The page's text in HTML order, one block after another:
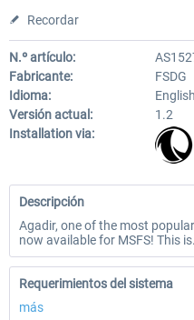
Recordar
N.º artículo:
Fabricante:
FSDG
Idioma:
English
Versión actual:
1.2
Installation via:
Descripción
Agadir, one of the most
now available for MSFS! This
Requerimientos del sistema
más